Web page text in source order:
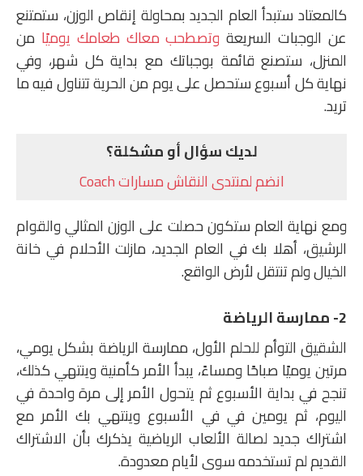
كالمعتاد ستبدأ العام الجديد بمحاولة إنقاص الوزن، ستمتنع
عن الوجبات السريعة وتصطحب معاك طعامك يوميًا من
المنزل، ستصنع قائمة بوجباتك مع بداية كل شهر، وفي
نهاية كل أسبوع ستحصل على يوم من الحرية تتناول فيه ما
تريد.
لديك سؤال أو مشكلة؟
انضم لمنتدى النقاش مسارات Coach
ومع نهاية العام ستكون حصلت على الوزن المثالي والقوام
الرشيق، أهلا بك في العام الجديد، مازلت الأحلام في خانة
الخيال ولم تنتقل لأرض الواقع.
2- ممارسة الرياضة
الشقيق التوأم للحلم الأول، ممارسة الرياضة بشكل يومي،
مرتين يوميًا صباحًا ومساءً، يبدأ الأمر كأمنية وينتهي كذلك،
تنجح في بداية الأسبوع ثم يتحول الأمر إلى مرة واحدة في
اليوم، ثم يومين في في الأسبوع وينتهي بك الأمر مع
اشتراك جديد لصالة الألعاب الرياضية يذكرك بأن الاشتراك
القديم لم تستخدمه سوى لأيام معدودة.